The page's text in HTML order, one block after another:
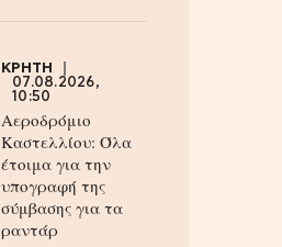
ΚΡΗΤΗ
07.08.2026,
10:50
Αεροδρόμιο
Καστελλίου: Όλα
έτοιμα για την
υπογραφή της
σύμβασης για τα
ραντάρ